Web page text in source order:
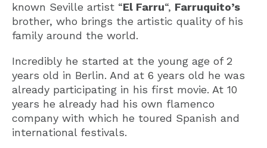
known Seville artist “El Farru“, Farruquito’s
brother, who brings the artistic quality of his
family around the world.
Incredibly he started at the young age of 2
years old in Berlin. And at 6 years old he was
already participating in his first movie. At 10
years he already had his own flamenco
company with which he toured Spanish and
international festivals.